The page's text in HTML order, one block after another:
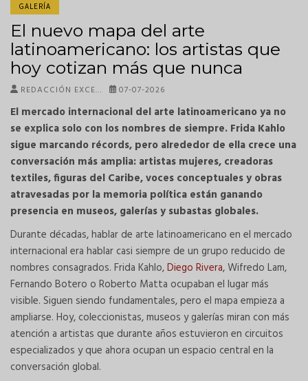
GALERÍA
El nuevo mapa del arte
latinoamericano: los artistas que
hoy cotizan más que nunca
REDACCIÓN EXCE… 07-07-2026
El mercado internacional del arte latinoamericano ya no
se explica solo con los nombres de siempre. Frida Kahlo
sigue marcando récords, pero alrededor de ella crece una
conversación más amplia: artistas mujeres, creadoras
textiles, figuras del Caribe, voces conceptuales y obras
atravesadas por la memoria política están ganando
presencia en museos, galerías y subastas globales.
Durante décadas, hablar de arte latinoamericano en el mercado
internacional era hablar casi siempre de un grupo reducido de
nombres consagrados. Frida Kahlo,Diego Rivera, Wifredo Lam,
Fernando Botero o Roberto Matta ocupaban el lugar más
visible. Siguen siendo fundamentales, pero el mapa empieza a
ampliarse. Hoy, coleccionistas, museos y galerías miran con más
atención a artistas que durante años estuvieron en circuitos
especializados y que ahora ocupan un espacio central en la
conversación global.